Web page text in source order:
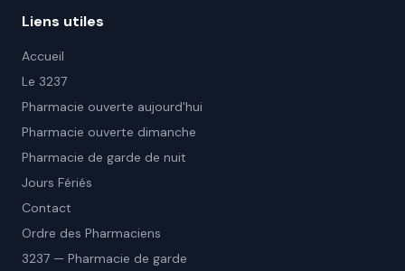
Liens utiles
Accueil
Le 3237
Pharmacie ouverte aujourd'hui
Pharmacie ouverte dimanche
Pharmacie de garde de nuit
Jours Fériés
Contact
Ordre des Pharmaciens
3237 — Pharmacie de garde